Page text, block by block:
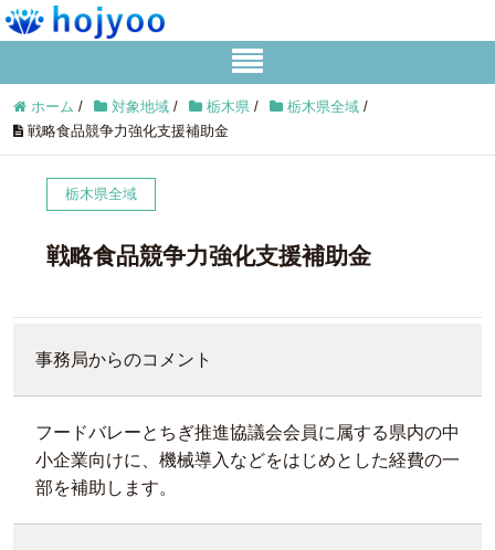
ホーム / 対象地域 / 栃木県 / 栃木県全域 /
戦略食品競争力強化支援補助金
栃木県全域
戦略食品競争力強化支援補助金
事務局からのコメント
フードバレーとちぎ推進協議会会員に属する県内の中
小企業向けに、機械導入などをはじめとした経費の一
部を補助します。